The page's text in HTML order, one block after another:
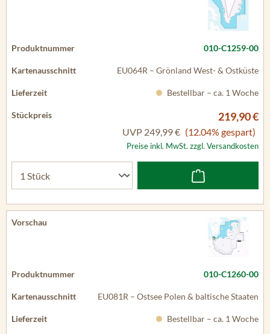
010-C1259-00
EU064R – Grönland West- & Ostküste
Bestellbar – ca. 1 Woche
219,90 €
UVP 249,99 € (12.04% gespart)
Preise inkl. MwSt. zzgl. Versandkosten
010-C1260-00
EU081R – Ostsee Polen & baltische Staaten
Bestellbar – ca. 1 Woche